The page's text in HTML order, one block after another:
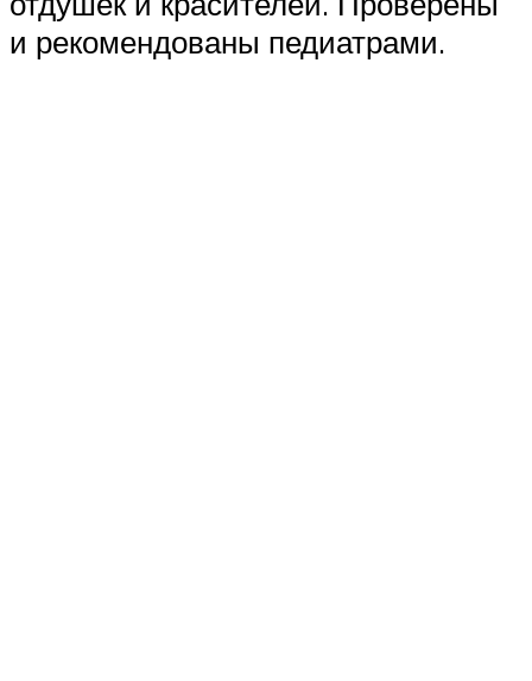
и рекомендованы педиатрами.